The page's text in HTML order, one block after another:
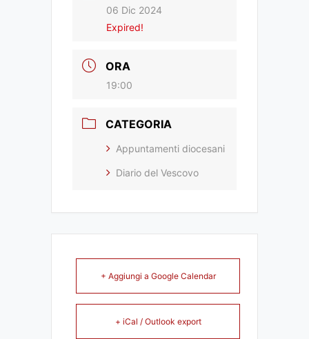
06 Dic 2024
Expired!
ORA
19:00
CATEGORIA
Appuntamenti diocesani
Diario del Vescovo
+ Aggiungi a Google Calendar
+ iCal / Outlook export